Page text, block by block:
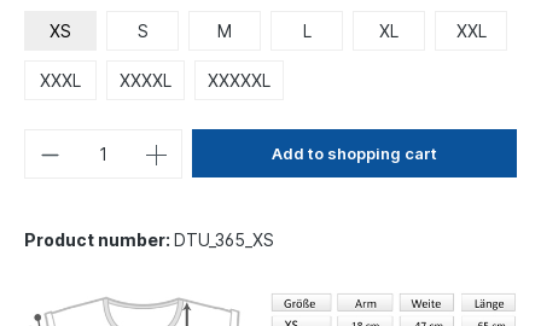
XS S M L XL XXL
XXXL XXXXL XXXXXL
Add to shopping cart
Product number: DTU_365_XS